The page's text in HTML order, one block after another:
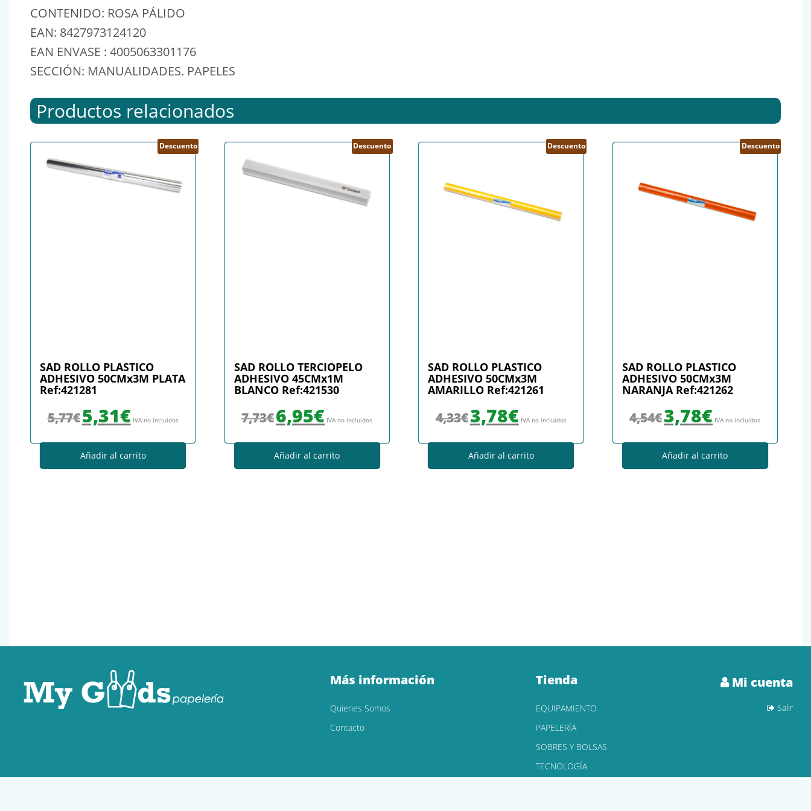
CONTENIDO: ROSA PÁLIDO
EAN: 8427973124120
EAN ENVASE : 4005063301176
SECCIÓN: MANUALIDADES. PAPELES
Productos relacionados
Descuento
SAD ROLLO PLASTICO
ADHESIVO 50CMx3M PLATA
Ref:421281
5,77€5,31€ IVA no incluidos
Añadir al carrito
Descuento
SAD ROLLO TERCIOPELO
ADHESIVO 45CMx1M
BLANCO Ref:421530
7,73€6,95€ IVA no incluidos
Añadir al carrito
Descuento
SAD ROLLO PLASTICO
ADHESIVO 50CMx3M
AMARILLO Ref:421261
4,33€3,78€ IVA no incluidos
Añadir al carrito
Descuento
SAD ROLLO PLASTICO
ADHESIVO 50CMx3M
NARANJA Ref:421262
4,54€3,78€ IVA no incluidos
Añadir al carrito
Más información
Quienes Somos
Contacto
Tienda
EQUIPAMIENTO
PAPELERÍA
SOBRES Y BOLSAS
TECNOLOGÍA
Mi cuenta
Salir